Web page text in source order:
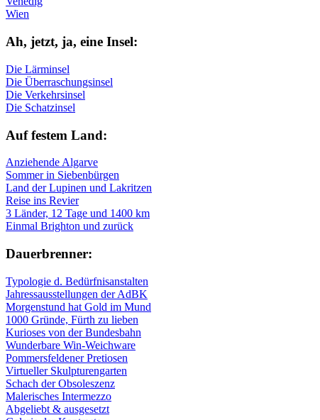
Wien
Ah, jetzt, ja, ei­ne In­sel:
Die Lärminsel
Die Überraschungsinsel
Die Verkehrsinsel
Die Schatzinsel
Auf fe­stem Land:
Anziehende Algarve
Sommer in Siebenbürgen
Land der Lupinen und Lakritzen
Reise ins Revier
3 Länder, 12 Tage und 1400 km
Einmal Brighton und zurück
Dau­er­bren­ner:
Typologie d. Bedürfnisanstalten
Jahressausstellungen der AdBK
Morgenstund hat Gold im Mund
1000 Gründe, Fürth zu lieben
Kurioses von der Bundesbahn
Wunderbare Win-Weichware
Pommersfeldener Pretiosen
Virtueller Skulpturengarten
Schach der Obsoleszenz
Malerisches Intermezzo
Abgeliebt & ausgesetzt